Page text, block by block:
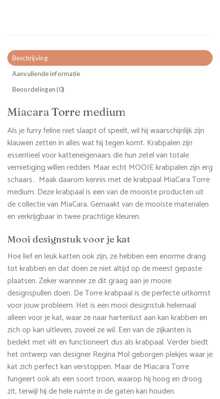
Beschrijving
Aanvullende informatie
Beoordelingen (0)
MiacaraTorre medium
Als je furry feline niet slaapt of speelt, wil hij waarschijnlijk zijn
klauwen zetten in alles wat hij tegen komt. Krabpalen zijn
essentieel voor katteneigenaars die hun zetel van totale
vernietiging willen redden. Maar echt MOOIE krabpalen zijn erg
schaars… Maak daarom kennis met de krabpaal MiaCara Torre
medium. Deze krabpaal is een van de mooiste producten uit
de collectie van MiaCara. Gemaakt van de mooiste materialen
en verkrijgbaar in twee prachtige kleuren.
Mooi designstuk voor je kat
Hoe lief en leuk katten ook zijn, ze hebben een enorme drang
tot krabben en dat doen ze niet altijd op de meest gepaste
plaatsen. Zeker wanneer ze dit graag aan je mooie
designspullen doen. De Torre krabpaal is de perfecte uitkomst
voor jouw probleem. Het is een mooi designstuk helemaal
alleen voor je kat, waar ze naar hartenlust aan kan krabben en
zich op kan uitleven, zoveel ze wil. Een van de zijkanten is
bedekt met vilt en functioneert dus als krabpaal. Verder biedt
het ontwerp van designer Regina Mol geborgen plekjes waar je
kat zich perfect kan verstoppen. Maar de Miacara Torre
fungeert ook als een soort troon, waarop hij hoog en droog
zit, terwijl hij de hele ruimte in de gaten kan houden.